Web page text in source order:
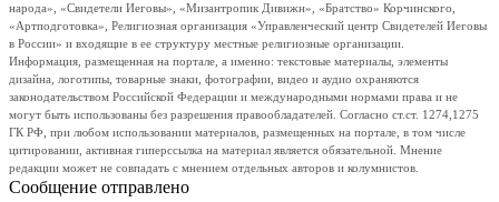
народа», «Свидетели Иеговы», «Мизантропик Дивижн», «Братство» Корчинского,
«Артподготовка», Религиозная организация «Управленческий центр Свидетелей Иеговы
в России» и входящие в ее структуру местные религиозные организации.
Информация, размещенная на портале, а именно: текстовые материалы, элементы
дизайна, логотипы, товарные знаки, фотографии, видео и аудио охраняются
законодательством Российской Федерации и международными нормами права и не
могут быть использованы без разрешения правообладателей. Согласно ст.ст. 1274,1275
ГК РФ, при любом использовании материалов, размещенных на портале, в том числе
цитировании, активная гиперссылка на материал является обязательной. Мнение
редакции может не совпадать с мнением отдельных авторов и колумнистов.
Сообщение отправлено